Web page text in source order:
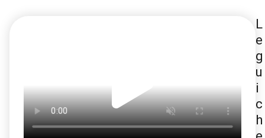
l
L
e
g
u
i
c
h